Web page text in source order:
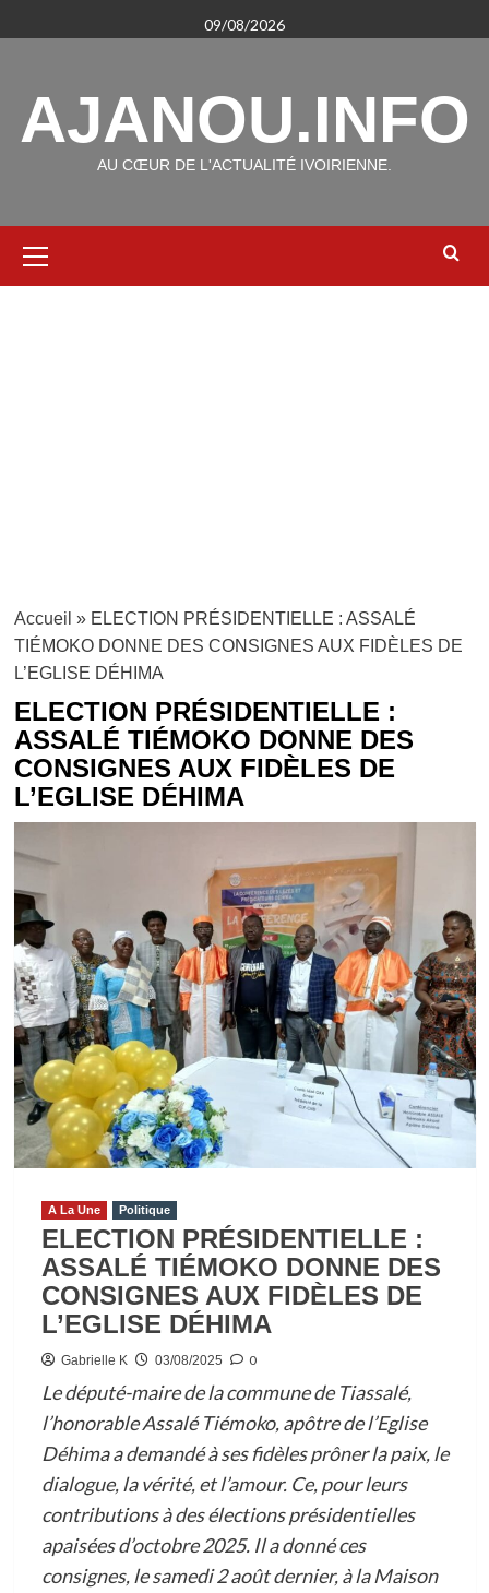
au
09/08/2026
AJANOU.INFO
AU CŒUR DE L'ACTUALITÉ IVOIRIENNE.
principal
Accueil » ELECTION PRÉSIDENTIELLE : ASSALÉ
TIÉMOKO DONNE DES CONSIGNES AUX FIDÈLES DE
L’EGLISE DÉHIMA
ELECTION PRÉSIDENTIELLE :
ASSALÉ TIÉMOKO DONNE DES
CONSIGNES AUX FIDÈLES DE
L’EGLISE DÉHIMA
A La Une Politique
ELECTION PRÉSIDENTIELLE :
ASSALÉ TIÉMOKO DONNE DES
CONSIGNES AUX FIDÈLES DE
L’EGLISE DÉHIMA
Gabrielle K 03/08/2025 0
Le député-maire de la commune de Tiassalé,
l’honorable Assalé Tiémoko, apôtre de l’Eglise
Déhima a demandé à ses fidèles prôner la paix, le
dialogue, la vérité, et l’amour. Ce, pour leurs
contributions à des élections présidentielles
apaisées d’octobre 2025. Il a donné ces
consignes, le samedi 2 août dernier, à la Maison